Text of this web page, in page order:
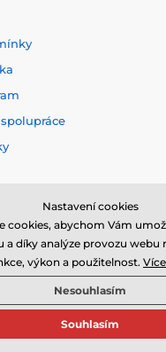
⦁ E-shop
Nastavení cookies
cookies, abychom Vám
a díky analýze provozu webu
výkon a použitelnost.
Nesouhlasím
Souhlasím